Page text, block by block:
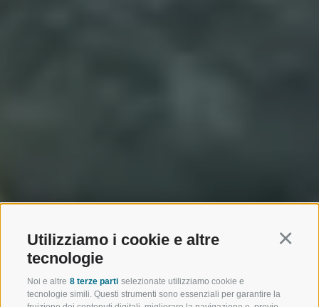
Utilizziamo i cookie e altre
tecnologie
Noi e altre 8 terze parti selezionate utilizziamo cookie e
tecnologie simili. Questi strumenti sono essenziali per garantire la